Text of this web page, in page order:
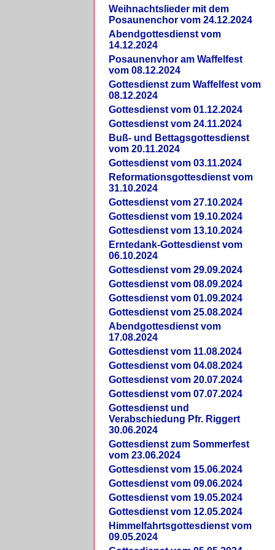
Weihnachtslieder mit dem
Posaunenchor vom 24.12.2024
Abendgottesdienst vom
14.12.2024
Posaunenvhor am Waffelfest
vom 08.12.2024
Gottesdienst zum Waffelfest vom
08.12.2024
Gottesdienst vom 01.12.2024
Gottesdienst vom 24.11.2024
Buß- und Bettagsgottesdienst
vom 20.11.2024
Gottesdienst vom 03.11.2024
Reformationsgottesdienst vom
31.10.2024
Gottesdienst vom 27.10.2024
Gottesdienst vom 19.10.2024
Gottesdienst vom 13.10.2024
Erntedank-Gottesdienst vom
06.10.2024
Gottesdienst vom 29.09.2024
Gottesdienst vom 08.09.2024
Gottesdienst vom 01.09.2024
Gottesdienst vom 25.08.2024
Abendgottesdienst vom
17.08.2024
Gottesdienst vom 11.08.2024
Gottesdienst vom 04.08.2024
Gottesdienst vom 20.07.2024
Gottesdienst vom 07.07.2024
Gottesdienst und
Verabschiedung Pfr. Riggert
30.06.2024
Gottesdienst zum Sommerfest
vom 23.06.2024
Gottesdienst vom 15.06.2024
Gottesdienst vom 09.06.2024
Gottesdienst vom 19.05.2024
Gottesdienst vom 12.05.2024
Himmelfahrtsgottesdienst vom
09.05.2024